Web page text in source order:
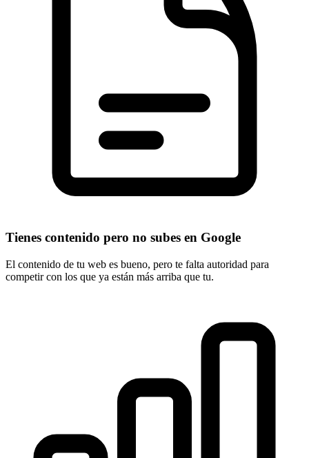
Tienes contenido pero no subes en Google
El contenido de tu web es bueno, pero te falta autoridad para
competir con los que ya están más arriba que tu.